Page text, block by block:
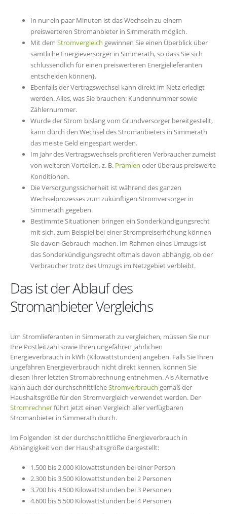
In nur ein paar Minuten ist das Wechseln zu einem
preiswerteren Stromanbieter in Simmerath möglich.
Mit dem Stromvergleich gewinnen Sie einen Überblick über
sämtliche Energieversorger in Simmerath, so dass Sie sich
schlussendlich für einen preiswerteren Energielieferanten
entscheiden können}.
Ebenfalls der Vertragswechsel kann direkt im Netz erledigt
werden. Alles, was Sie brauchen: Kundennummer sowie
Zählernummer.
Wurde der Strom bislang vom Grundversorger bereitgestellt,
kann durch den Wechsel des Stromanbieters in Simmerath
das meiste Geld eingespart werden.
Im Jahr des Vertragswechsels profitieren Verbraucher zumeist
von weiteren Vorteilen, z. B. Prämien oder überaus preiswerte
Konditionen.
Die Versorgungssicherheit ist während des ganzen
Wechselprozesses zum zukünftigen Stromversorger in
Simmerath gegeben.
Bestimmte Situationen bringen ein Sonderkündigungsrecht
mit sich, zum Beispiel bei einer Strompreiserhöhung können
Sie davon Gebrauch machen. Im Rahmen eines Umzugs ist
das Sonderkündigungsrecht oftmals davon abhängig, ob der
Verbraucher trotz des Umzugs im Netzgebiet verbleibt.
Das ist der Ablauf des
Stromanbieter Vergleichs
Um Stromlieferanten in Simmerath zu vergleichen, müssen Sie nur
Ihre Postleitzahl sowie Ihren ungefähren jährlichen
Energieverbrauch in kWh (Kilowattstunden) angeben. Falls Sie Ihren
ungefähren Energieverbrauch nicht direkt kennen, können Sie
diesen Ihrer letzten Stromabrechnung entnehmen. Als Alternative
kann auch der durchschnittlicheStromverbrauch gemäß der
Haushaltsgröße für den Stromvergleich verwendet werden. Der
Stromrechnerführt jetzt einen Vergleich aller verfügbaren
Stromanbieter in Simmerath durch.
Im Folgenden ist der durchschnittliche Energieverbrauch in
Abhängigkeit von der Haushaltsgröße dargestellt:
1.500 bis 2.000 Kilowattstunden bei einer Person
2.300 bis 3.500 Kilowattstunden bei 2 Personen
3.700 bis 4.500 Kilowattstunden bei 3 Personen
4.600 bis 5.500 Kilowattstunden bei 4 Personen